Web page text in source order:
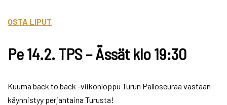
OSTA LIPUT
Pe 14.2. TPS – Ässät klo 19:30
Kuuma back to back -viikonloppu Turun Palloseuraa vastaan
käynnistyy perjantaina Turusta!